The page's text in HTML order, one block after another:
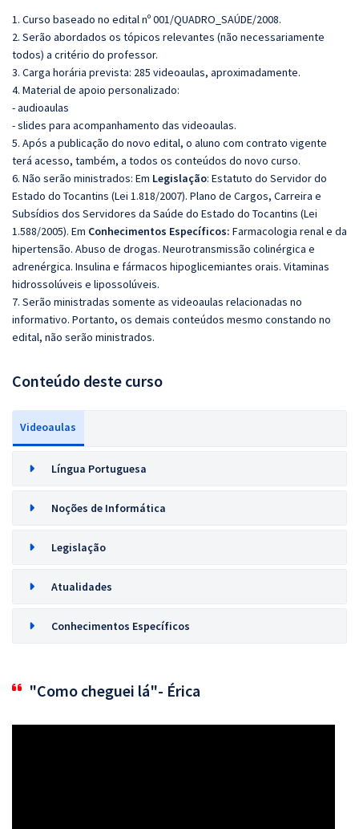
1. Curso baseado no edital nº 001/QUADRO_SAÚDE/2008.
2. Serão abordados os tópicos relevantes (não necessariamente
todos) a critério do professor.
3. Carga horária prevista: 285 videoaulas, aproximadamente.
4. Material de apoio personalizado:
- audioaulas
- slides para acompanhamento das videoaulas.
5. Após a publicação do novo edital, o aluno com contrato vigente
terá acesso, também, a todos os conteúdos do novo curso.
6. Não serão ministrados: Em Legislação: Estatuto do Servidor do
Estado do Tocantins (Lei 1.818/2007). Plano de Cargos, Carreira e
Subsídios dos Servidores da Saúde do Estado do Tocantins (Lei
1.588/2005). Em Conhecimentos Específicos: Farmacologia renal e da
hipertensão. Abuso de drogas. Neurotransmissão colinérgica e
adrenérgica. Insulina e fármacos hipoglicemiantes orais. Vitaminas
hidrossolúveis e lipossolúveis.
7. Serão ministradas somente as videoaulas relacionadas no
informativo. Portanto, os demais conteúdos mesmo constando no
edital, não serão ministrados.
Conteúdo deste curso
Videoaulas
Língua Portuguesa
Noções de Informática
Legislação
Atualidades
Conhecimentos Específicos
"Como cheguei lá"- Érica